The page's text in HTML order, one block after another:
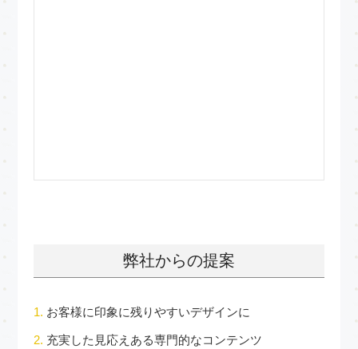
弊社からの提案
お客様に印象に残りやすいデザインに
充実した見応えある専門的なコンテンツ